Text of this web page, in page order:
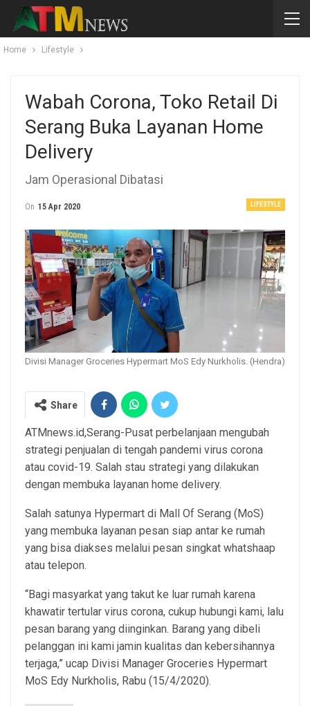
Home Lifestyle
Wabah Corona, Toko Retail Di
Serang Buka Layanan Home
Delivery
Jam Operasional Dibatasi
LIFESTYLE
On 15 Apr 2020
Divisi Manager Groceries Hypermart MoS Edy Nurkholis. (Hendra)
Share
ATMnews.id,Serang-Pusat perbelanjaan mengubah
strategi penjualan di tengah pandemi virus corona
atau covid-19. Salah stau strategi yang dilakukan
dengan membuka layanan home delivery.
Salah satunya Hypermart di Mall Of Serang (MoS)
yang membuka layanan pesan siap antar ke rumah
yang bisa diakses melalui pesan singkat whatshaap
atau telepon.
“Bagi masyarkat yang takut ke luar rumah karena
khawatir tertular virus corona, cukup hubungi kami, lalu
pesan barang yang diinginkan. Barang yang dibeli
pelanggan ini kami jamin kualitas dan kebersihannya
terjaga,” ucap Divisi Manager Groceries Hypermart
MoS Edy Nurkholis, Rabu (15/4/2020).